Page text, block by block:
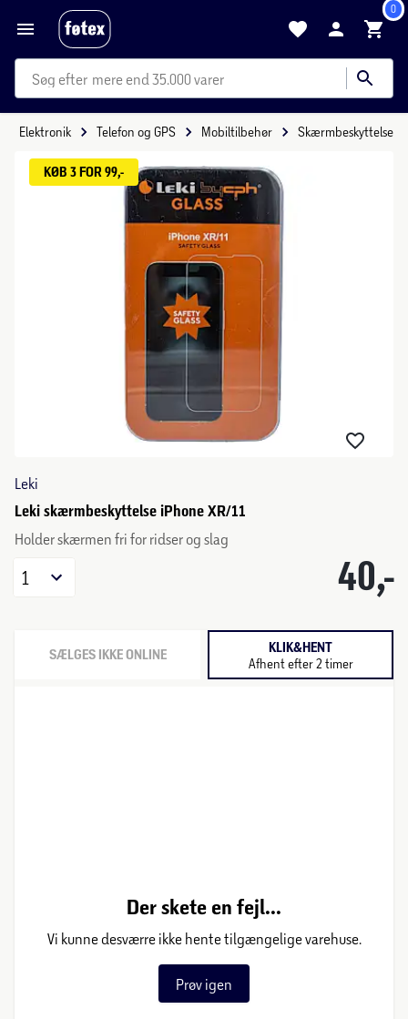
0
mere end 35.000 varer
Elektronik Telefon og GPS Mobiltilbehør Skærmbeskyttelse
KØB 3 FOR 99,-
Leki
Leki skærmbeskyttelse iPhone XR/11
Holder skærmen fri for ridser og slag
40,-
1
SÆLGES IKKE ONLINE KLIK&HENT
Afhent efter 2 timer
Der skete en fejl...
Vi kunne desværre ikke hente tilgængelige varehuse.
Prøv igen